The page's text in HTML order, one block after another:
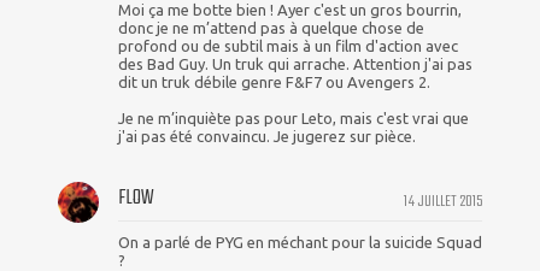
Moi ça me botte bien ! Ayer c'est un gros bourrin,
donc je ne m’attend pas à quelque chose de
profond ou de subtil mais à un film d'action avec
des Bad Guy. Un truk qui arrache. Attention j'ai pas
dit un truk débile genre F&F7 ou Avengers 2.
Je ne m’inquiète pas pour Leto, mais c'est vrai que
j'ai pas été convaincu. Je jugerez sur pièce.
14 JUILLET 2015
FLOW
On a parlé de PYG en méchant pour la suicide Squad
?